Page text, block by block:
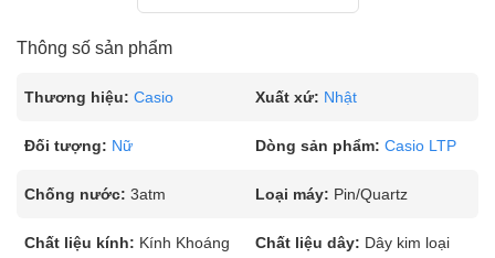
Thông số sản phẩm
Thương hiệu: Casio Xuất xứ: Nhật
Đối tượng: Nữ Dòng sản phẩm: Casio LTP
Chống nước: 3atm Loại máy: Pin/Quartz
Chất liệu kính: Kính Khoáng Chất liệu dây: Dây kim loại